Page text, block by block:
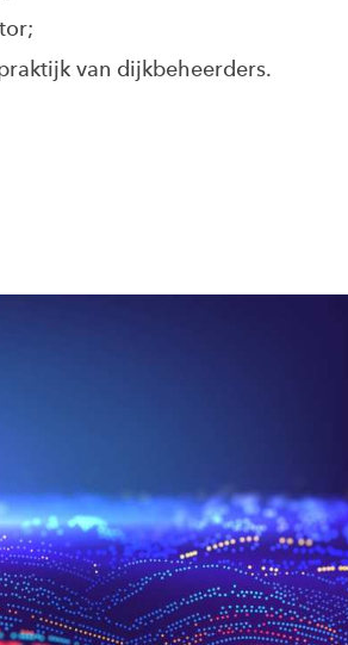
van dijkbeheerders.